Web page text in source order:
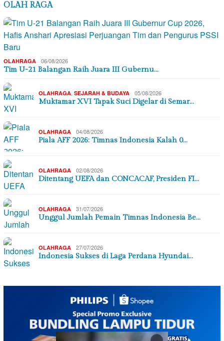
OLAH RAGA
OLAHRAGA 06/08/2026
Tim U-21 Balangan Raih Juara III Gubernu…
OLAHRAGA SEJARAH & BUDAYA 05/08/2026
Muktamar XVI Tapak Suci Digelar di Semar…
OLAHRAGA 04/08/2026
Piala AFF 2026: Timnas Indonesia Kalah 0…
OLAHRAGA 02/08/2026
Ditentang UEFA dan CONCACAF, Presiden FI…
OLAHRAGA 31/07/2026
Unggul Jumlah Pemain Timnas Indonesia Be…
OLAHRAGA 27/07/2026
Indonesia Sukses di Laga Perdana Hyundai…